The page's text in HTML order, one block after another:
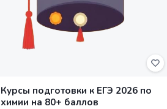
Курсы подготовки к ЕГЭ 2026 по
химии на 80+ баллов